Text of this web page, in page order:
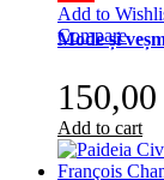
Add to
Compare
Mode și
Add to cart